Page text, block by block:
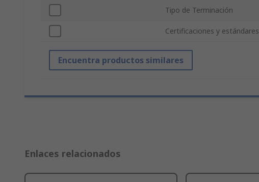
Tipo de Terminación
Certificaciones y estándares
Encuentra productos similares
Enlaces relacionados